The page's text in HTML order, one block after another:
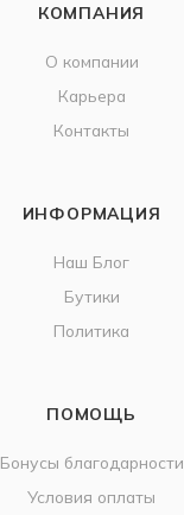
КОМПАНИЯ
О компании
Карьера
Контакты
ИНФОРМАЦИЯ
Наш Блог
Бутики
Политика
ПОМОЩЬ
Бонусы благодарности
Условия оплаты